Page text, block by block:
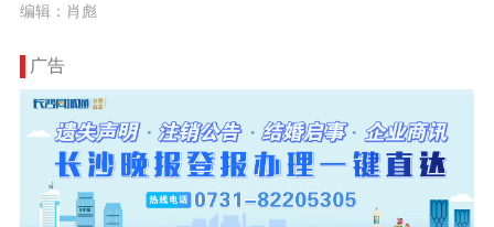
编辑：肖彪
广告